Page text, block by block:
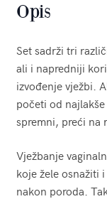
Opis
Set sadrži tri
ali i napredniji
izvođenje vježbi.
početi od
spremni, preći na
Vježbanje
koje žele osnažiti
nakon poroda.